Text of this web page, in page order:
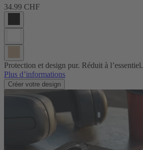
34.99 CHF
Protection et design pur. Réduit à l’essentiel.
Plus d’informations
Créer votre design